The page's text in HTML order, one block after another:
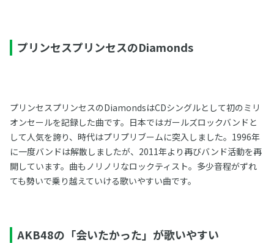
プリンセスプリンセスのDiamonds
プリンセスプリンセスのDiamondsはCDシングルとして初のミリ
オンセールを記録した曲です。日本ではガールズロックバンドと
して人気を誇り、時代はプリプリブームに突入しました。1996年
に一度バンドは解散しましたが、2011年より再びバンド活動を再
開しています。曲もノリノリなロックティスト。多少音程がずれ
ても勢いで乗り越えていける歌いやすい曲です。
AKB48の「会いたかった」が歌いやすい